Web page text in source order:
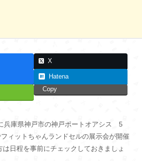
X
Hatena
Copy
兵庫県神戸市の神戸ポートオアシス 5
ィットちゃんランドセルの展示会が開催
日程を事前にチェックしておきましょ